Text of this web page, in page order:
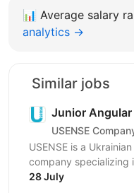
📊 Average salary
analytics →
Similar jobs
Junior
USENSE
USENSE is a
company specializing
development for
28 July